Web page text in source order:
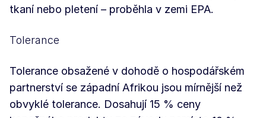
tkaní nebo pletení – proběhla v zemi EPA.
Tolerance
Tolerance obsažené v dohodě o hospodářském
partnerství se západní Afrikou jsou mírnější než
obvyklé tolerance. Dosahují 15 % ceny